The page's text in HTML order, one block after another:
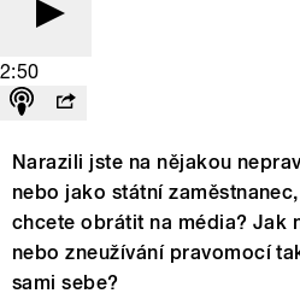
2:50
Narazili jste na nějakou
nebo jako státní
chcete obrátit na média? Jak
nebo zneužívání pravomocí
sami sebe?